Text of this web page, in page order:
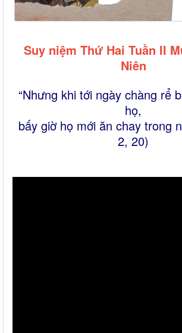
Suy niệm Thứ Hai Tuần II
Niên
“Nhưng khi tới ngày chàng rể
họ,
bấy giờ họ mới ăn chay trong
2, 20)